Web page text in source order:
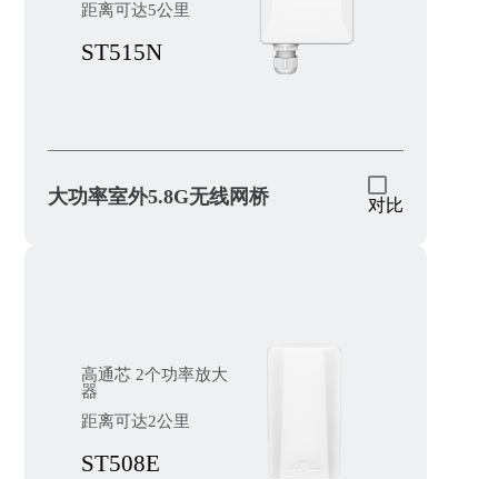
距离可达5公里
ST515N
大功率室外5.8G无线网桥 对比
高通芯 2个功率放大
器
距离可达2公里
ST508E